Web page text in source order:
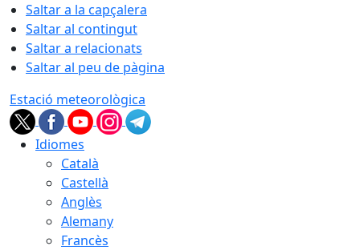
Saltar a la capçalera
Saltar al contingut
Saltar a relacionats
Saltar al peu de pàgina
Estació meteorològica
Idiomes
Català
Castellà
Anglès
Alemany
Francès